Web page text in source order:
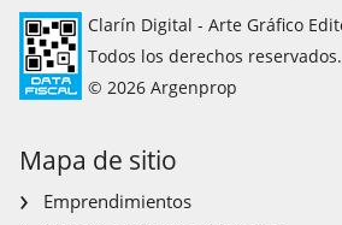
Clarín Digital - Arte Gráfico
Todos los derechos reservados.
© 2026 Argenprop
Mapa de sitio
Emprendimientos